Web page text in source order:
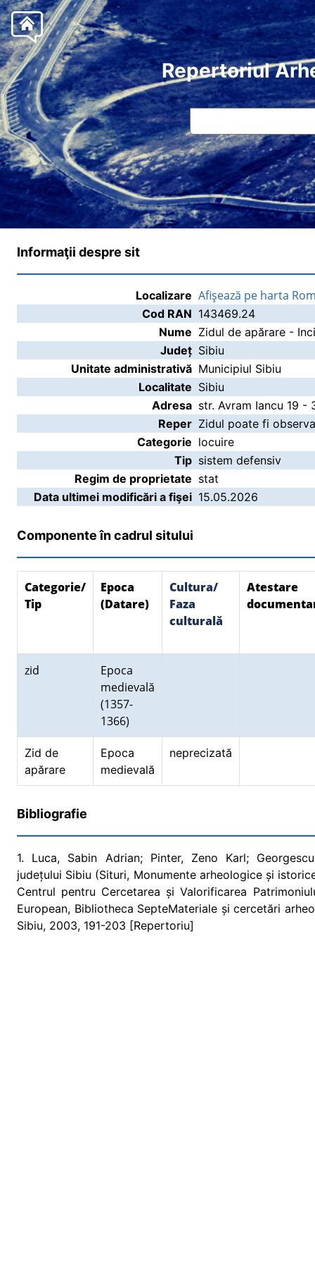
Repertoriul
Informaţii despre sit
Localizare Afişează pe harta
Cod RAN 143469.24
Nume Zidul de apărare -
Județ Sibiu
Unitate administrativă Municipiul Sibiu
Localitate Sibiu
Adresa str. Avram Iancu 19 -
Reper Zidul poate fi
Categorie locuire
Tip sistem defensiv
Regim de proprietate stat
Data ultimei modificări a fişei 15.05.2026
Componente în cadrul sitului
Categorie/
Tip
Epoca
(Datare)
Cultura/
Faza
culturală
Atestare
zid
Epoca
medievală
(1357-
1366)
Zid de
apărare
Epoca
medievală
neprecizată
Bibliografie
1. Luca, Sabin Adrian; Pinter, Zeno Karl;
județului Sibiu (Situri, Monumente arheologice și
Centrul pentru Cercetarea și Valorificarea
European, Bibliotheca SepteMateriale și cercetări
Sibiu, 2003, 191-203 [Repertoriu]